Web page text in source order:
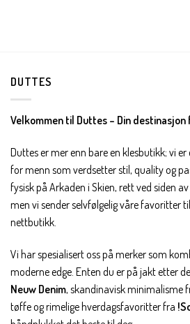
DUTTES
Velkommen til Duttes – Din
Duttes er mer enn bare en klesbutikk; vi
for menn som verdsetter stil, quality og
fysisk på Arkaden i Skien, rett ved siden
men vi sender selvfølgelig våre favoritter
nettbutikk.
Vi har spesialisert oss på merker som
moderne edge. Enten du er på jakt etter
Neuw Denim, skandinavisk minimalisme
tøffe og rimelige hverdagsfavoritter fra